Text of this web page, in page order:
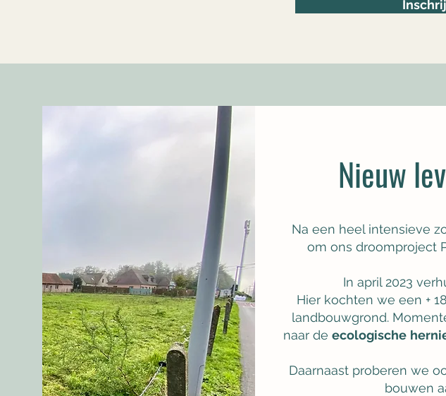
Grow
Double click to
Nieuw
Na een heel intensieve
om ons droomproject
In april 2023
Hier kochten we een + 18
landbouwgrond.
naar de ecologische
Daarnaast proberen we
bouwen